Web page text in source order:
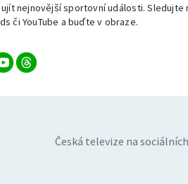
nejnovější sportovní události. Sledujte
či YouTube a buďte v obraze.
Česká televize na